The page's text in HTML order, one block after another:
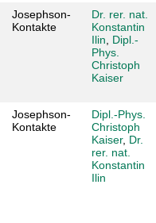
Josephson-
Kontakte
Dr. rer. nat.
Konstantin
Ilin
Dipl.-
Phys.
Christoph
Kaiser
Josephson-
Kontakte
Dipl.-Phys.
Christoph
Kaiser, Dr.
rer. nat.
Konstantin
Ilin